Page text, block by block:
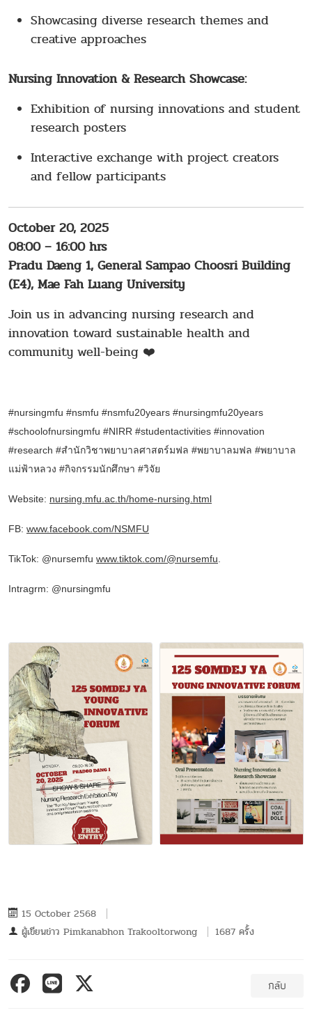
Showcasing diverse research themes and
creative approaches
Nursing Innovation & Research Showcase:
Exhibition of nursing innovations and student
research posters
Interactive exchange with project creators
and fellow participants
October 20, 2025
08:00 – 16:00 hrs
Pradu Daeng 1, General Sampao Choosri Building
(E4), Mae Fah Luang University
Join us in advancing nursing research and
innovation toward sustainable health and
community well-being ❤️‍
#nursingmfu #nsmfu #nsmfu20years #nursingmfu20years
#schoolofnursingmfu #NIRR #studentactivities #innovation
#research #สำนักวิชาพยาบาลศาสตร์มฟล #พยาบาลมฟล #พยาบาล
แม่ฟ้าหลวง #กิจกรรมนักศึกษา #วิจัย
Website: nursing.mfu.ac.th/home-nursing.html
FB: www.facebook.com/NSMFU
TikTok: @nursemfu www.tiktok.com/@nursemfu
Intragrm: @nursingmfu
15 October 2568
ผู้เขียนข่าว Pimkanabhon Trakooltorwong 1687 ครั้ง
กลับ